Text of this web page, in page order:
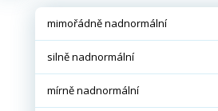
mimořádně nadnormální
silně nadnormální
mírně nadnormální